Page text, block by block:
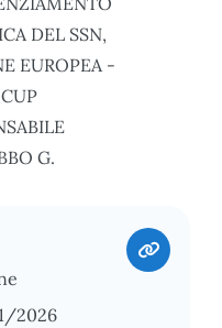
DEL SSN,
EUROPEA -
G.
2026